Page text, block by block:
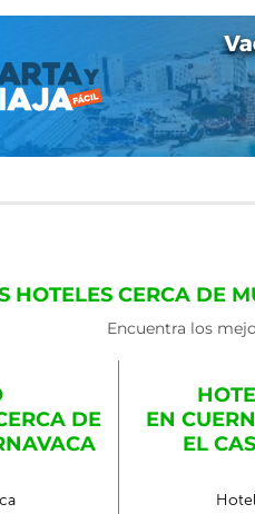
HOTELES CERCA DE
Encuentra los
DE
EN
EL